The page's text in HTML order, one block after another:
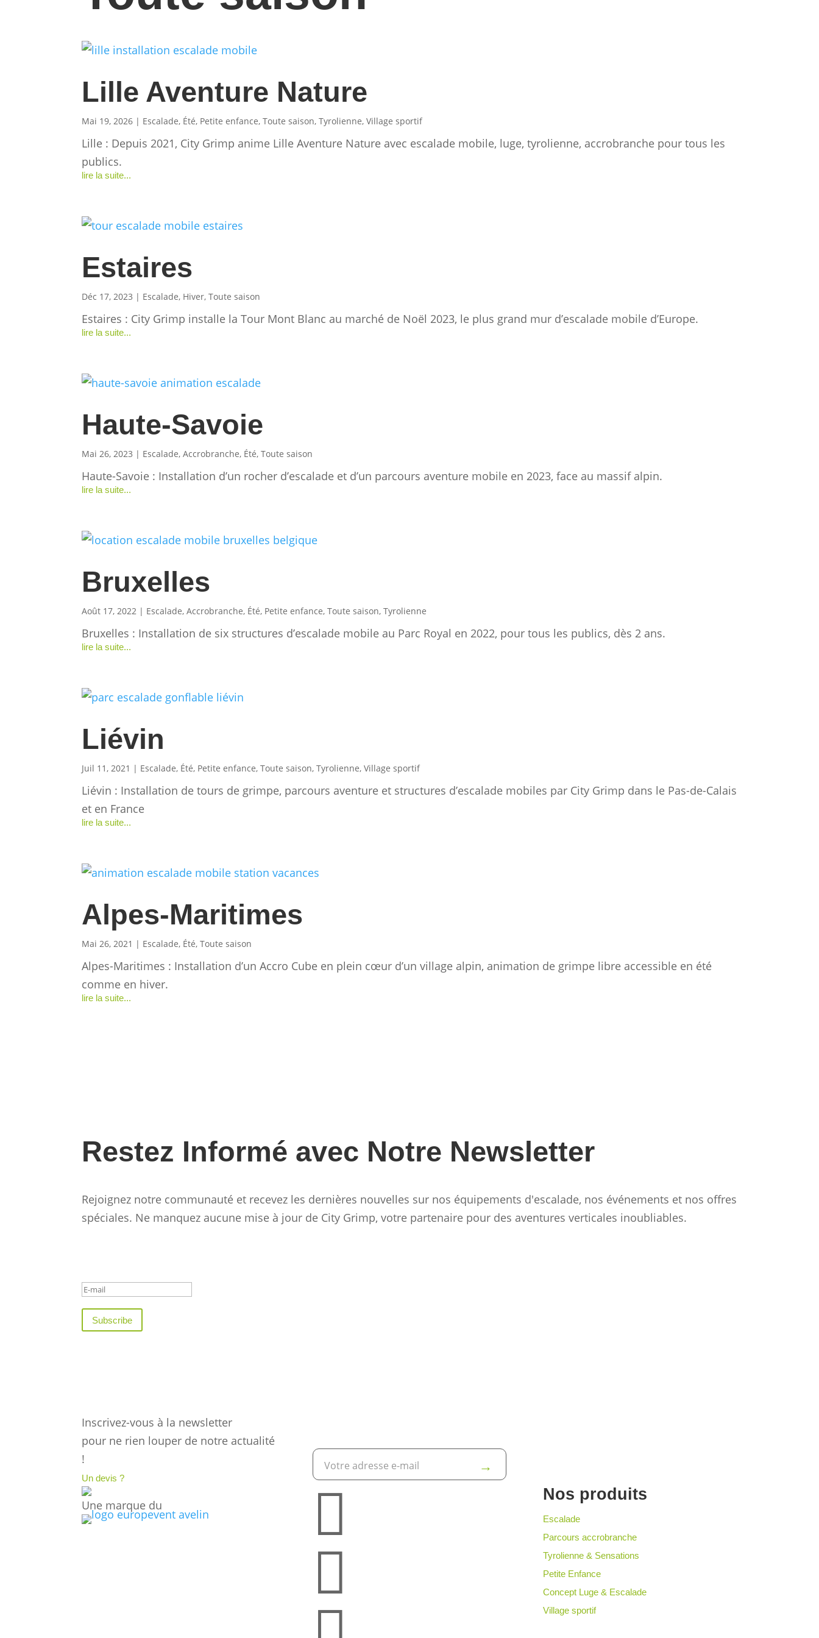
Lille Aventure Nature
Mai 19, 2026 | Escalade, Été, Petite enfance,Toute saison,Tyrolienne,Village sportif
Lille : Depuis 2021, City Grimp anime Lille Aventure Nature avec escalade mobile, luge, tyrolienne, accrobranche pour tous les
publics.
lire la suite...
Estaires
Déc 17, 2023 | Escalade, Hiver,Toute saison
Estaires : City Grimp installe la Tour Mont Blanc au marché de Noël 2023, le plus grand mur d’escalade mobile d’Europe.
lire la suite...
Haute-Savoie
Mai 26, 2023 | Escalade,Accrobranche, Été,Toute saison
Haute-Savoie : Installation d’un rocher d’escalade et d’un parcours aventure mobile en 2023, face au massif alpin.
lire la suite...
Bruxelles
Août 17, 2022 | Escalade,Accrobranche, Été, Petite enfance,Toute saison,Tyrolienne
Bruxelles : Installation de six structures d’escalade mobile au Parc Royal en 2022, pour tous les publics, dès 2 ans.
lire la suite...
Liévin
Juil 11, 2021 | Escalade, Été, Petite enfance,Toute saison,Tyrolienne,Village sportif
Liévin : Installation de tours de grimpe, parcours aventure et structures d’escalade mobiles par City Grimp dans le Pas-de-Calais
et en France
lire la suite...
Alpes-Maritimes
Mai 26, 2021 | Escalade, Été,Toute saison
Alpes-Maritimes : Installation d’un Accro Cube en plein cœur d’un village alpin, animation de grimpe libre accessible en été
comme en hiver.
lire la suite...
Restez Informé avec Notre Newsletter
Rejoignez notre communauté et recevez les dernières nouvelles sur nos équipements d'escalade, nos événements et nos offres
spéciales. Ne manquez aucune mise à jour de City Grimp, votre partenaire pour des aventures verticales inoubliables.
Subscribe
Inscrivez-vous à la newsletter
pour ne rien louper de notre actualité
!
Un devis ?
Une marque du


Nos produits
Escalade
Parcours accrobranche
Tyrolienne & Sensations
Petite Enfance
Concept Luge & Escalade
Village sportif